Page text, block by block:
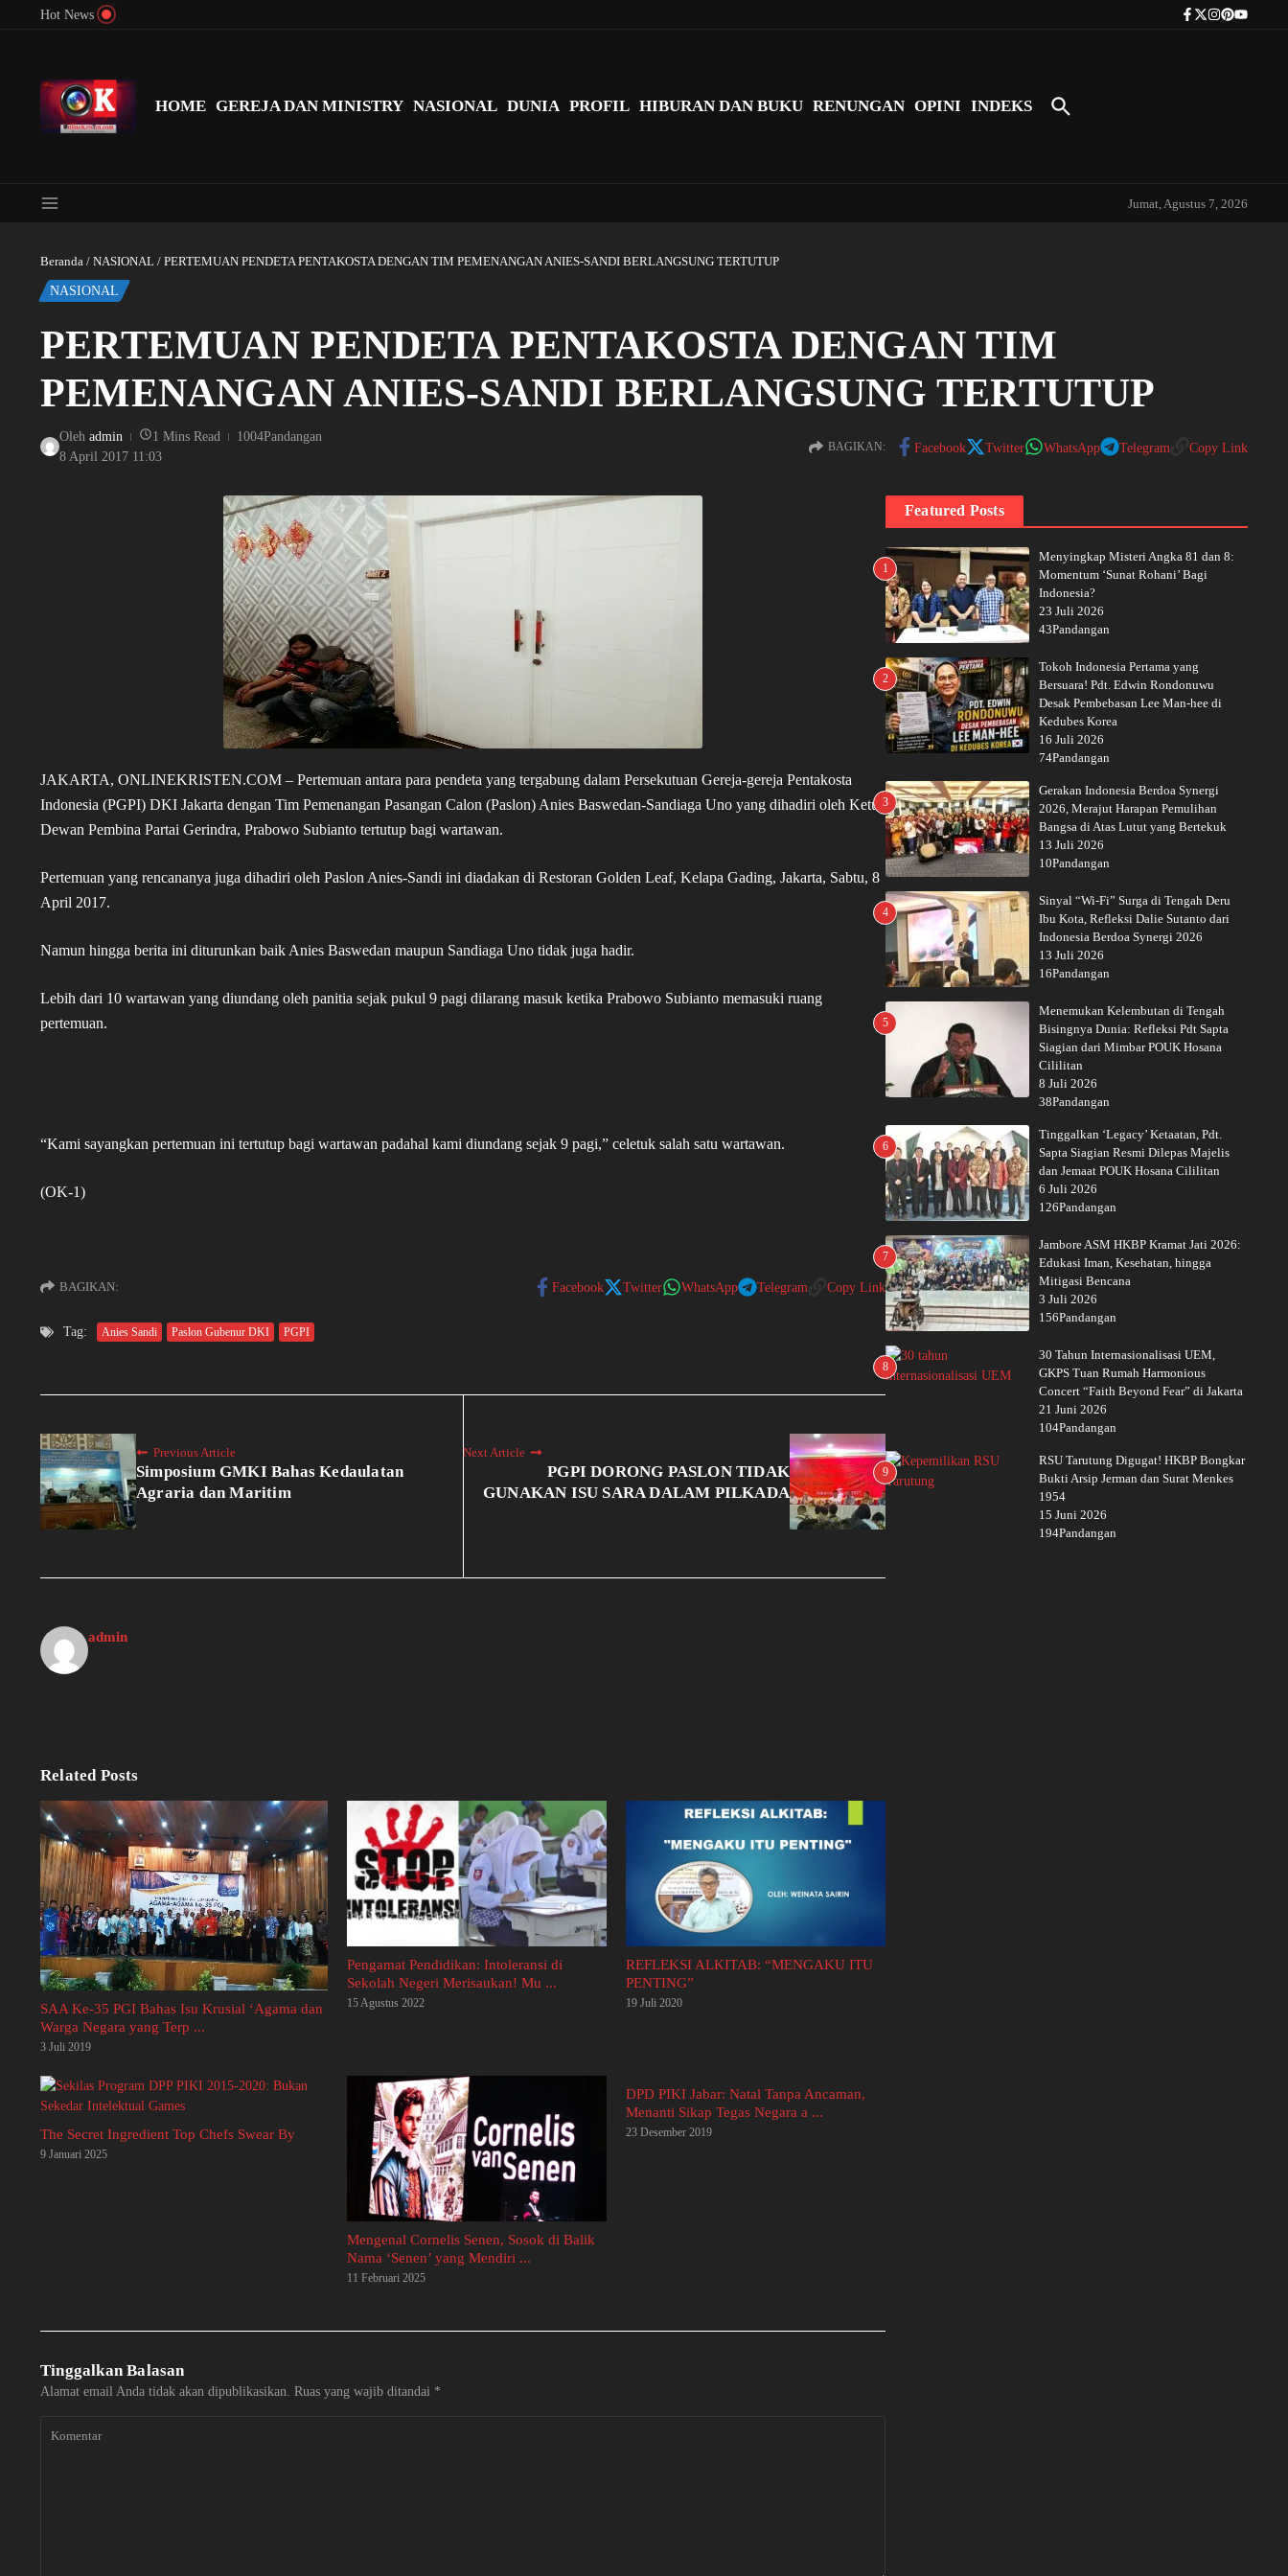
Lewati ke konten
Hot News Tokoh Indonesia Pertama yang
HOME GEREJA DAN MINISTRY NASIONAL DUNIA PROFIL HIBURAN DAN BUKU RENUNGAN OPINI INDEKS
Jumat, Agustus 7, 2026
Beranda / NASIONAL / PERTEMUAN PENDETA PENTAKOSTA DENGAN TIM PEMENANGAN ANIES-SANDI BERLANGSUNG TERTUTUP
NASIONAL
PERTEMUAN PENDETA PENTAKOSTA DENGAN TIM
PEMENANGAN ANIES-SANDI BERLANGSUNG TERTUTUP
Oleh admin 1 Mins Read
1004Pandangan
8 April 2017 11:03
BAGIKAN: Facebook Twitter WhatsApp Telegram Copy Link
JAKARTA, ONLINEKRISTEN.COM – Pertemuan antara para pendeta yang tergabung dalam Persekutuan Gereja-gereja Pentakosta
Indonesia (PGPI) DKI Jakarta dengan Tim Pemenangan Pasangan Calon (Paslon) Anies Baswedan-Sandiaga Uno yang dihadiri oleh Ketua
Dewan Pembina Partai Gerindra, Prabowo Subianto tertutup bagi wartawan.
Pertemuan yang rencananya juga dihadiri oleh Paslon Anies-Sandi ini diadakan di Restoran Golden Leaf, Kelapa Gading, Jakarta, Sabtu, 8
April 2017.
Namun hingga berita ini diturunkan baik Anies Baswedan maupun Sandiaga Uno tidak juga hadir.
Lebih dari 10 wartawan yang diundang oleh panitia sejak pukul 9 pagi dilarang masuk ketika Prabowo Subianto memasuki ruang
pertemuan.
“Kami sayangkan pertemuan ini tertutup bagi wartawan padahal kami diundang sejak 9 pagi,” celetuk salah satu wartawan.
(OK-1)
BAGIKAN: Facebook Twitter WhatsApp Telegram Copy Link
Tag: Anies Sandi Paslon Gubenur DKI PGPI
Previous Article
Simposium GMKI Bahas Kedaulatan
Agraria dan Maritim
Next Article
PGPI DORONG PASLON TIDAK
GUNAKAN ISU SARA DALAM PILKADA
admin
Related Posts
SAA Ke-35 PGI Bahas Isu Krusial ‘Agama dan
Warga Negara yang Terp ...
3 Juli 2019
Pengamat Pendidikan: Intoleransi di
Sekolah Negeri Merisaukan! Mu ...
15 Agustus 2022
REFLEKSI ALKITAB: “MENGAKU ITU
PENTING”
19 Juli 2020
The Secret Ingredient Top Chefs Swear By
9 Januari 2025
Mengenal Cornelis Senen, Sosok di Balik
Nama ‘Senen’ yang Mendiri ...
11 Februari 2025
DPD PIKI Jabar: Natal Tanpa Ancaman,
Menanti Sikap Tegas Negara a ...
23 Desember 2019
Tinggalkan Balasan
Alamat email Anda tidak akan dipublikasikan. Ruas yang wajib ditandai *
Featured Posts
1
Menyingkap Misteri Angka 81 dan 8:
Momentum ‘Sunat Rohani’ Bagi
Indonesia?
23 Juli 2026
43Pandangan
2
Tokoh Indonesia Pertama yang
Bersuara! Pdt. Edwin Rondonuwu
Desak Pembebasan Lee Man-hee di
Kedubes Korea
16 Juli 2026
74Pandangan
3
Gerakan Indonesia Berdoa Synergi
2026, Merajut Harapan Pemulihan
Bangsa di Atas Lutut yang Bertekuk
13 Juli 2026
10Pandangan
4
Sinyal “Wi-Fi” Surga di Tengah Deru
Ibu Kota, Refleksi Dalie Sutanto dari
Indonesia Berdoa Synergi 2026
13 Juli 2026
16Pandangan
5
Menemukan Kelembutan di Tengah
Bisingnya Dunia: Refleksi Pdt Sapta
Siagian dari Mimbar POUK Hosana
Cililitan
8 Juli 2026
38Pandangan
6
Tinggalkan ‘Legacy’ Ketaatan, Pdt.
Sapta Siagian Resmi Dilepas Majelis
dan Jemaat POUK Hosana Cililitan
6 Juli 2026
126Pandangan
7
Jambore ASM HKBP Kramat Jati 2026:
Edukasi Iman, Kesehatan, hingga
Mitigasi Bencana
3 Juli 2026
156Pandangan
8
30 Tahun Internasionalisasi UEM,
GKPS Tuan Rumah Harmonious
Concert “Faith Beyond Fear” di Jakarta
21 Juni 2026
104Pandangan
9
RSU Tarutung Digugat! HKBP Bongkar
Bukti Arsip Jerman dan Surat Menkes
1954
15 Juni 2026
194Pandangan